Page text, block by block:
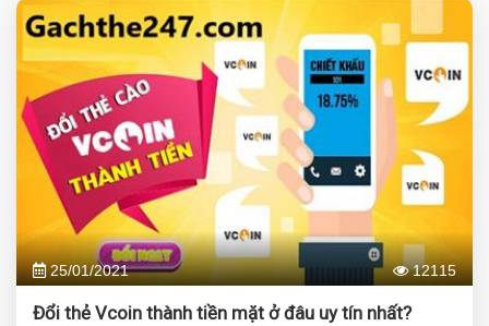
25/01/2021 12115
Đổi thẻ Vcoin thành tiền mặt ở đâu uy tín nhất?